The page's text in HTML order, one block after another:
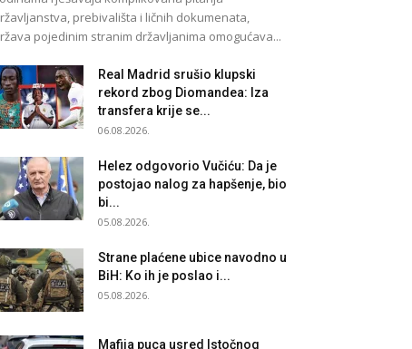
prebivališta i ličnih dokumenata,
pojedinim stranim državljanima omogućava...
Real Madrid srušio klupski
rekord zbog Diomandea: Iza
transfera krije se...
06.08.2026.
Helez odgovorio Vučiću: Da je
postojao nalog za hapšenje, bio
bi...
05.08.2026.
Strane plaćene ubice navodno u
BiH: Ko ih je poslao i...
05.08.2026.
Mafija puca usred Istočnog